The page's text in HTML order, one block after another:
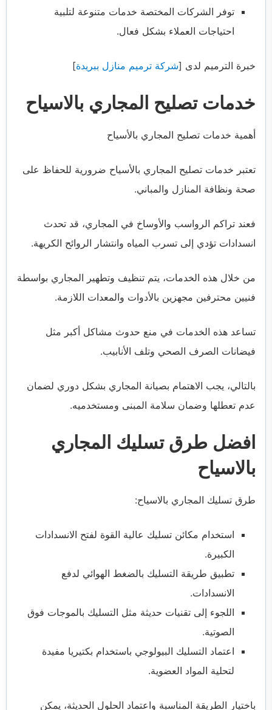
توفر الشركات المختصة خدمات متنوعة لتلبية
احتياجات العملاء بشكل فعال.
خبرة الترميم لدى [شركة ترميم منازل ببريدة]
خدمات تصليح المجاري بالاسياح
أهمية خدمات تصليح المجاري بالأسياح
تعتبر خدمات تصليح المجاري بالأسياح ضرورية للحفاظ على
صحة ونظافة المنازل والمباني.
فعند تراكم الرواسب والأوساخ في المجاري، قد تحدث
انسدادات تؤدي إلى تسرب المياه وانتشار الروائح الكريهة.
من خلال هذه الخدمات، يتم تنظيف وتطهير المجاري بواسطة
فنيين محترفين مجهزين بالأدوات والمعدات اللازمة.
تساعد هذه الخدمات في منع حدوث مشاكل أكبر مثل
فيضانات الصرف الصحي وتلف الأنابيب.
بالتالي، يجب الاهتمام بصيانة المجاري بشكل دوري لضمان
عدم تعطلها وضمان سلامة المبنى ومستخدميه.
افضل طرق تسليك المجاري
بالاسياح
طرق تسليك المجاري بالاسياح:
استخدام مكائن تسليك عالية القوة لفتح الانسدادات
الكبيرة.
تطبيق طريقة التسليك بالضغط الهوائي لدفع
الانسدادات.
اللجوء إلى تقنيات حديثة مثل التسليك بالموجات فوق
الصوتية.
اعتماد التسليك البيولوجي باستخدام بكتيريا مفيدة
لتحلية المواد العضوية.
باختيار الطريقة المناسبة واعتماد الحلول الحديثة، يمكن